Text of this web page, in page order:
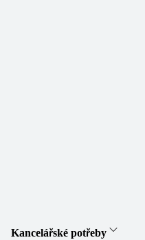
Kancelářské potřeby